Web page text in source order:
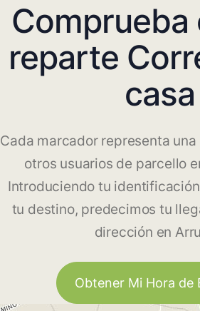
Comprueba
reparte
casa
Cada marcador representa
otros usuarios de parcello
Introduciendo tu
tu destino, predecimos tu
dirección en
Obtener Mi Hora de